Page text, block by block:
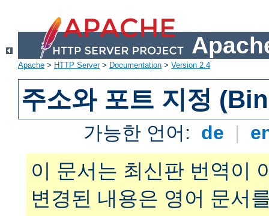
Apache > HTTP Server> Documentation > Version 2.4
주소와 포트 지정
가능한 언어: de |
이 문서는 최신판 번역이
변경된 내용은 영어 문서